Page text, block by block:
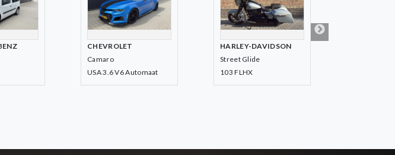
HARLEY-DAVIDSON
Street Glide
103 FLHX
HARLEY-DAVIDSON
Street Glide
103 FLHXS